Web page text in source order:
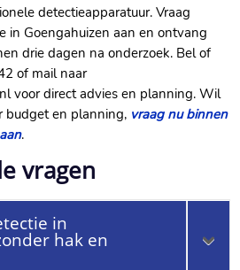
detectieapparatuur.​ Vraag
in Goengahuizen aan en ontvang
drie dagen na onderzoek.​ Bel of
of mail naar
voor direct advies en planning.​ Wil
budget en planning, vraag nu binnen
.​
vragen
in
hak en